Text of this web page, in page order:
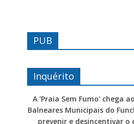
PUB
Inquérito
A 'Praia Sem Fumo' chega
Balneares Municipais do
prevenir e desincentivar o